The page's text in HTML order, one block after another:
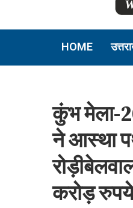
HOME
कुंभ मेला-
ने आस्था
करोड़ रुपये